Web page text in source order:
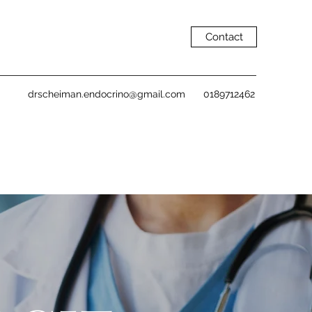
Contact
drscheiman.endocrino@gmail.com 0189712462